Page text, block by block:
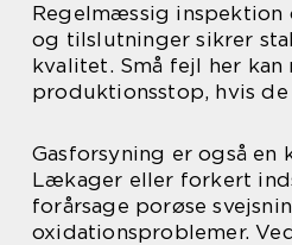
Regelmæssig
og tilslutninger sikrer
kvalitet. Små fejl her
produktionsstop, hvis de
Gasforsyning er også en
Lækager eller forkert
forårsage porøse
oxidationsproblemer.